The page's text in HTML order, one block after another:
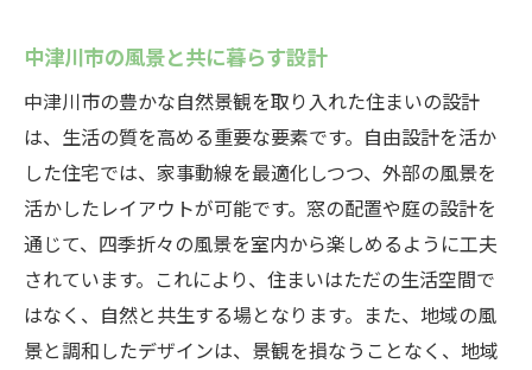
中津川市の風景と共に暮らす設計
中津川市の豊かな自然景観を取り入れた住まいの設計
は、生活の質を高める重要な要素です。自由設計を活か
した住宅では、家事動線を最適化しつつ、外部の風景を
活かしたレイアウトが可能です。窓の配置や庭の設計を
通じて、四季折々の風景を室内から楽しめるように工夫
されています。これにより、住まいはただの生活空間で
はなく、自然と共生する場となります。また、地域の風
景と調和したデザインは、景観を損なうことなく、地域